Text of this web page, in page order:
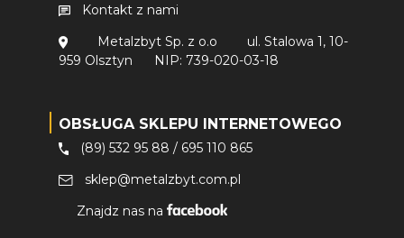
Kontakt z nami
Metalzbyt Sp. z o.o
ul. Stalowa 1, 10-
959 Olsztyn
NIP: 739-020-03-18
OBSŁUGA SKLEPU INTERNETOWEGO
(89) 532 95 88 / 695 110 865
sklep@metalzbyt.com.pl
Znajdz nas na